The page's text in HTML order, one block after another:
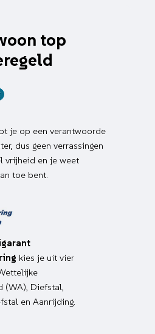
top
je op een verantwoorde
dus geen verrassingen
vrijheid en je weet
toe bent.
kies je uit vier
(WA), Diefstal,
en Aanrijding.